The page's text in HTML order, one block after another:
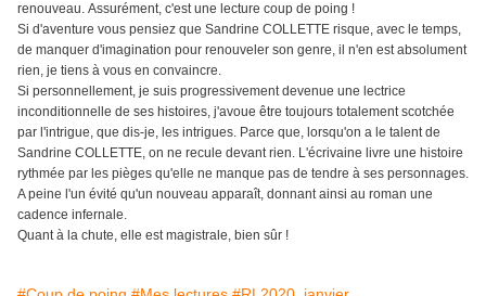
renouveau. Assurément, c'est une lecture coup de poing !
Si d'aventure vous pensiez que Sandrine COLLETTE risque, avec le temps,
de manquer d'imagination pour renouveler son genre, il n'en est absolument
rien, je tiens à vous en convaincre.
Si personnellement, je suis progressivement devenue une lectrice
inconditionnelle de ses histoires, j'avoue être toujours totalement scotchée
par l'intrigue, que dis-je, les intrigues. Parce que, lorsqu'on a le talent de
Sandrine COLLETTE, on ne recule devant rien. L'écrivaine livre une histoire
rythmée par les pièges qu'elle ne manque pas de tendre à ses personnages.
A peine l'un évité qu'un nouveau apparaît, donnant ainsi au roman une
cadence infernale.
Quant à la chute, elle est magistrale, bien sûr !